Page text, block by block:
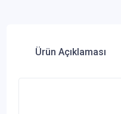
Ürün Açıklaması